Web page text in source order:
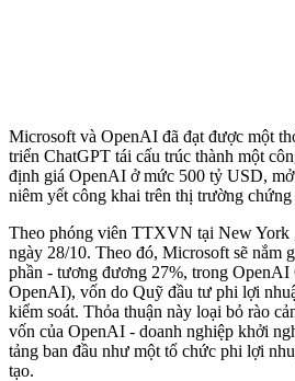
Microsoft và OpenAI đã đạt được một
triển ChatGPT tái cấu trúc thành một
định giá OpenAI ở mức 500 tỷ USD,
niêm yết công khai trên thị trường chứng
Theo phóng viên TTXVN tại New York
ngày 28/10. Theo đó, Microsoft sẽ nắm
phần - tương đương 27%, trong
OpenAI), vốn do Quỹ đầu tư phi lợi
kiểm soát. Thỏa thuận này loại bỏ rào
vốn của OpenAI - doanh nghiệp khởi
tảng ban đầu như một tổ chức phi lợi
tạo.